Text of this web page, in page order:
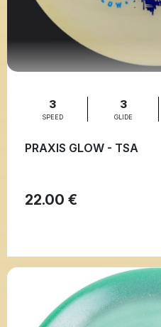
3
SPEED
3
GLIDE
PRAXIS GLOW - TSA
22.00 €